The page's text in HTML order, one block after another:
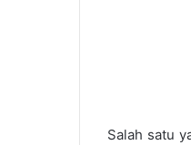
Salah satu